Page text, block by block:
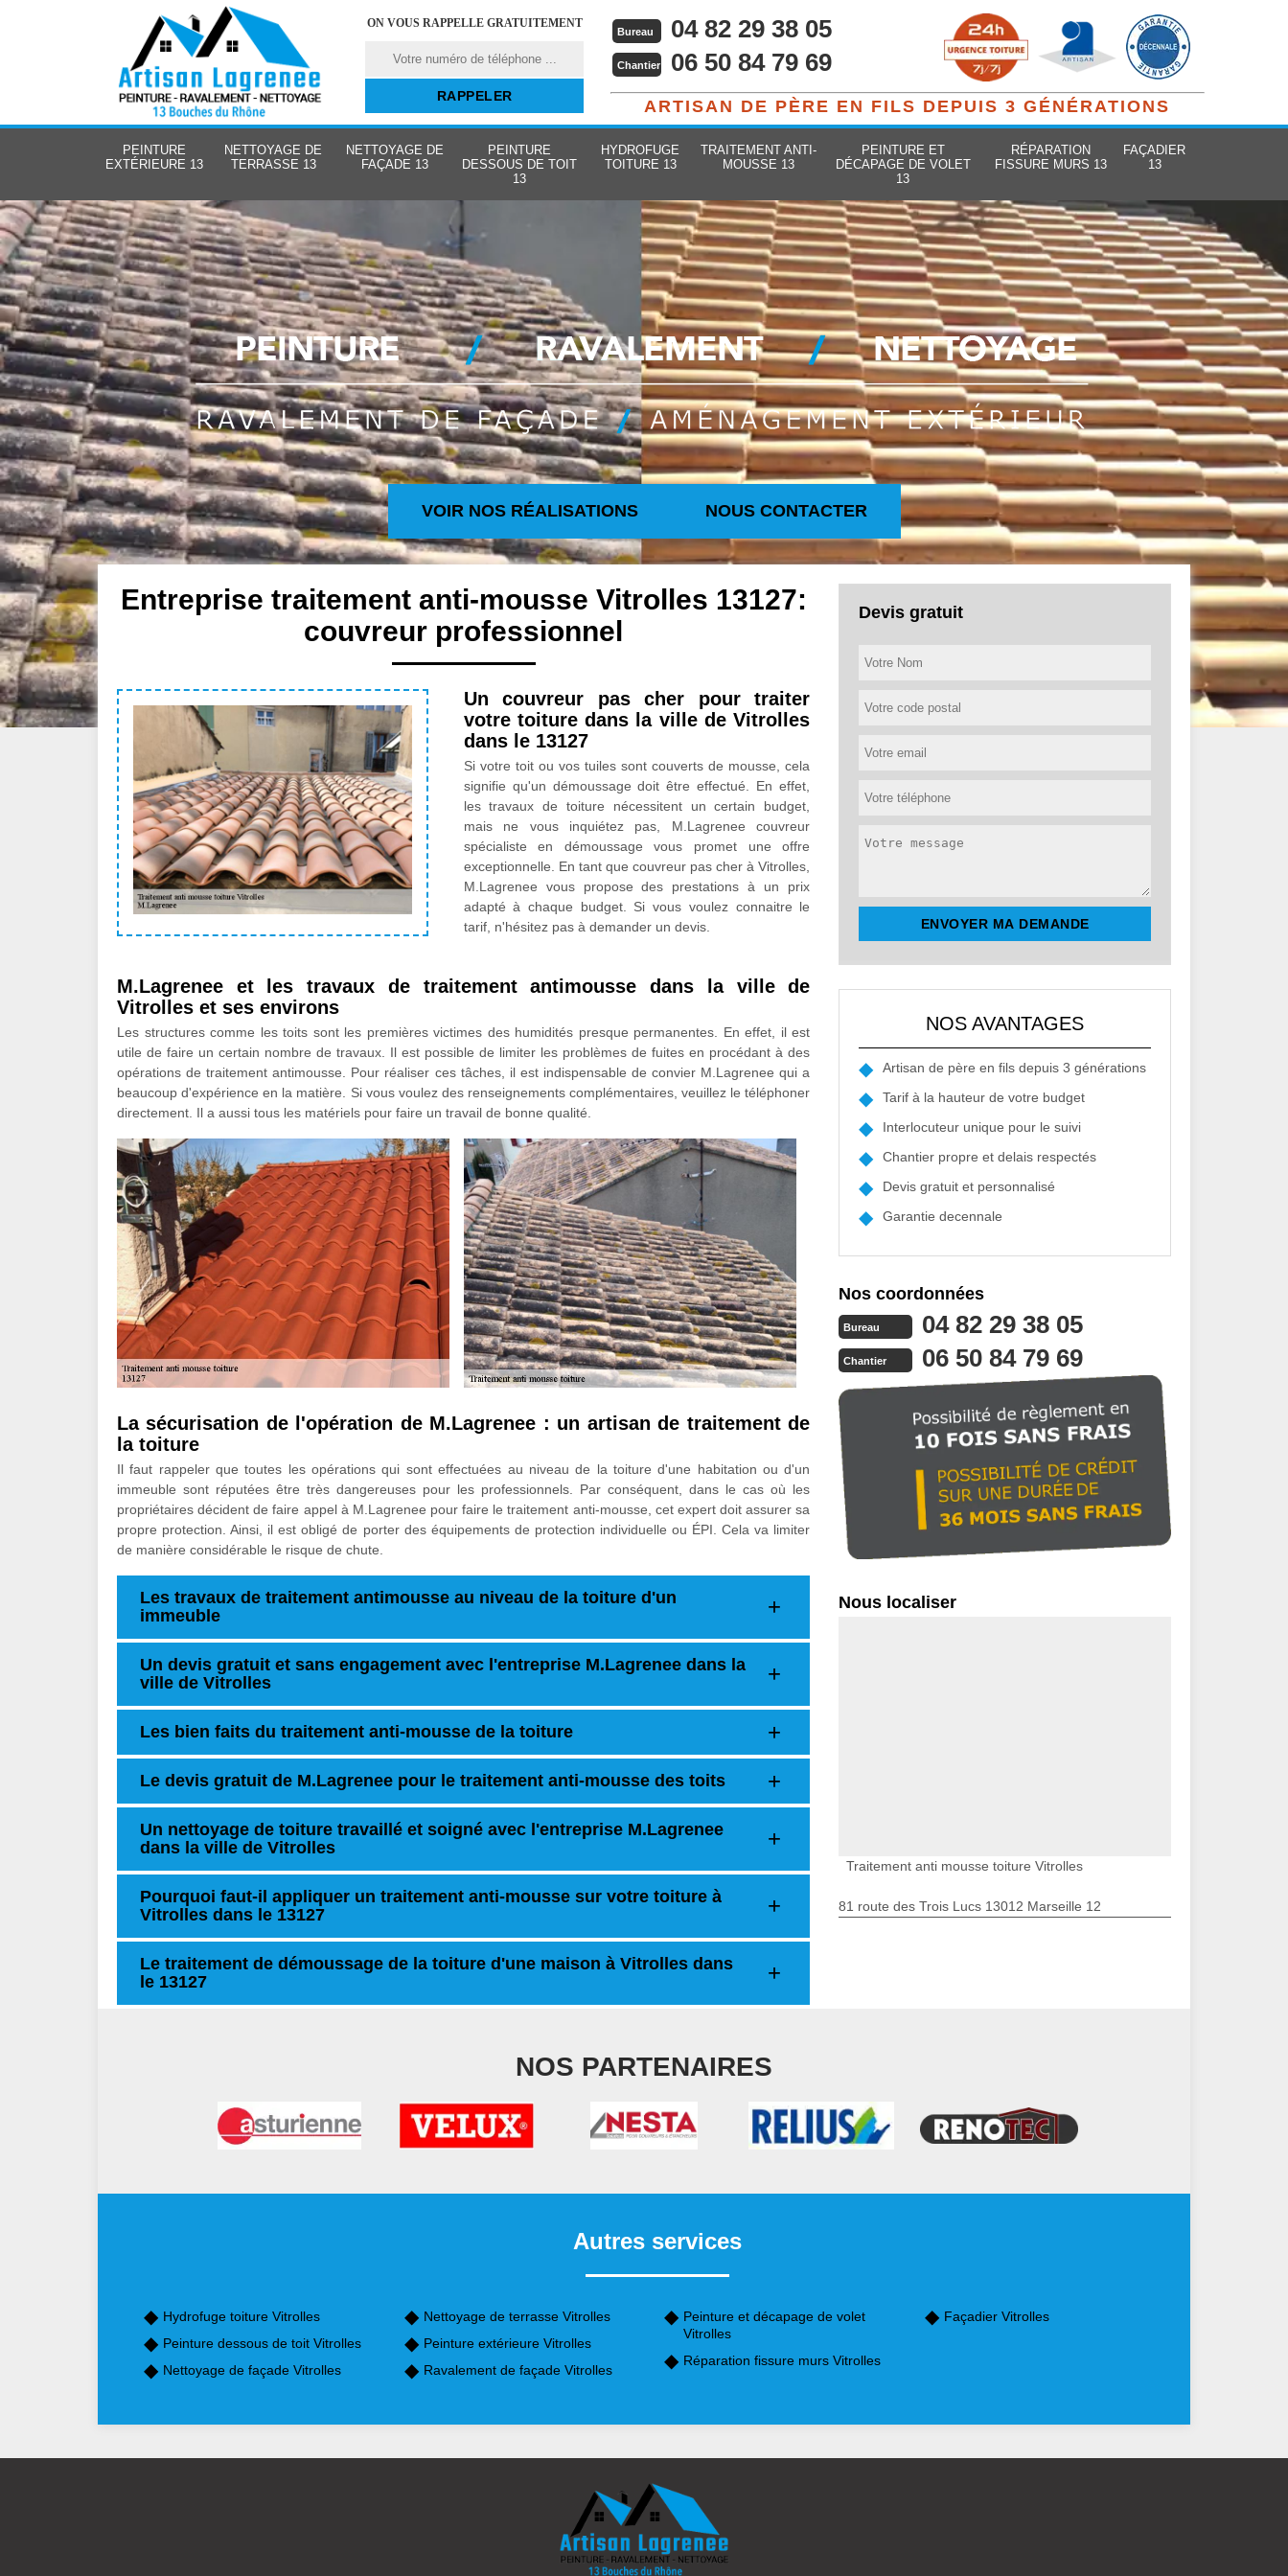
ON VOUS RAPPELLE GRATUITEMENT
Bureau 04 82 29 38 05
Chantier 06 50 84 79 69
ARTISAN DE PÈRE EN FILS DEPUIS 3 GÉNÉRATIONS
PEINTURE
EXTÉRIEURE 13
NETTOYAGE DE
TERRASSE 13
NETTOYAGE DE
FAÇADE 13
PEINTURE
DESSOUS DE TOIT
13
HYDROFUGE
TOITURE 13
TRAITEMENT ANTI-
MOUSSE 13
PEINTURE ET
DÉCAPAGE DE VOLET
13
RÉPARATION
FISSURE MURS 13
FAÇADIER
13
VOIR NOS RÉALISATIONS NOUS CONTACTER
Entreprise traitement anti-mousse Vitrolles 13127:
couvreur professionnel
Un couvreur pas cher pour traiter
votre toiture dans la ville de Vitrolles
dans le 13127
Si votre toit ou vos tuiles sont couverts de mousse, cela
signifie qu'un démoussage doit être effectué. En effet,
les travaux de toiture nécessitent un certain budget,
mais ne vous inquiétez pas, M.Lagrenee couvreur
spécialiste en démoussage vous promet une offre
exceptionnelle. En tant que couvreur pas cher à Vitrolles,
M.Lagrenee vous propose des prestations à un prix
adapté à chaque budget. Si vous voulez connaitre le
tarif, n'hésitez pas à demander un devis.
M.Lagrenee et les travaux de traitement antimousse dans la ville de
Vitrolles et ses environs
Les structures comme les toits sont les premières victimes des humidités presque permanentes. En effet, il est
utile de faire un certain nombre de travaux. Il est possible de limiter les problèmes de fuites en procédant à des
opérations de traitement antimousse. Pour réaliser ces tâches, il est indispensable de convier M.Lagrenee qui a
beaucoup d'expérience en la matière. Si vous voulez des renseignements complémentaires, veuillez le téléphoner
directement. Il a aussi tous les matériels pour faire un travail de bonne qualité.
La sécurisation de l'opération de M.Lagrenee : un artisan de traitement de
la toiture
Il faut rappeler que toutes les opérations qui sont effectuées au niveau de la toiture d'une habitation ou d'un
immeuble sont réputées être très dangereuses pour les professionnels. Par conséquent, dans le cas où les
propriétaires décident de faire appel à M.Lagrenee pour faire le traitement anti-mousse, cet expert doit assurer sa
propre protection. Ainsi, il est obligé de porter des équipements de protection individuelle ou ÉPI. Cela va limiter
de manière considérable le risque de chute.
Les travaux de traitement antimousse au niveau de la toiture d'un
immeuble
Un devis gratuit et sans engagement avec l'entreprise M.Lagrenee dans la
ville de Vitrolles
Les bien faits du traitement anti-mousse de la toiture
Le devis gratuit de M.Lagrenee pour le traitement anti-mousse des toits
Un nettoyage de toiture travaillé et soigné avec l'entreprise M.Lagrenee
dans la ville de Vitrolles
Pourquoi faut-il appliquer un traitement anti-mousse sur votre toiture à
Vitrolles dans le 13127
Le traitement de démoussage de la toiture d'une maison à Vitrolles dans
le 13127
Devis gratuit
NOS AVANTAGES
Artisan de père en fils depuis 3 générations
Tarif à la hauteur de votre budget
Interlocuteur unique pour le suivi
Chantier propre et delais respectés
Devis gratuit et personnalisé
Garantie decennale
Nos coordonnées
Bureau 04 82 29 38 05
Chantier 06 50 84 79 69
Nous localiser
Traitement anti mousse toiture Vitrolles
81 route des Trois Lucs 13012 Marseille 12
NOS PARTENAIRES
Autres services
Hydrofuge toiture Vitrolles
Peinture dessous de toit Vitrolles
Nettoyage de façade Vitrolles
Nettoyage de terrasse Vitrolles
Peinture extérieure Vitrolles
Ravalement de façade Vitrolles
Peinture et décapage de volet
Vitrolles
Réparation fissure murs Vitrolles
Façadier Vitrolles